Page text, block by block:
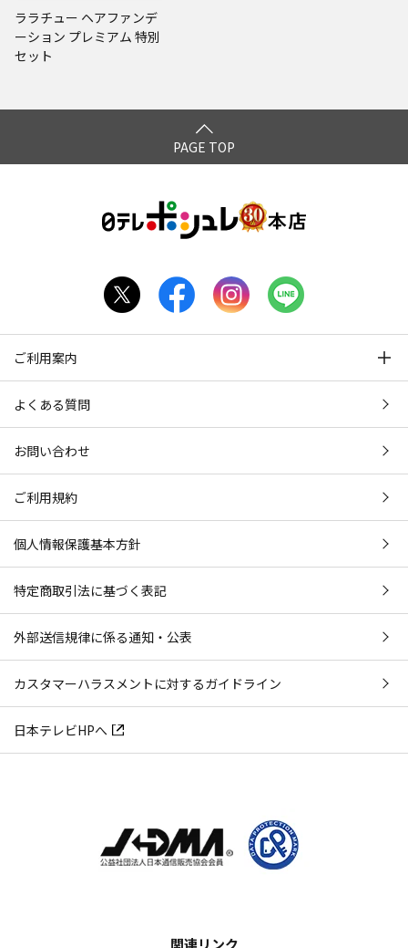
ララチュー ヘアファンデ
ーション プレミアム 特別
セット
PAGE TOP
ご利用案内
よくある質問
お問い合わせ
ご利用規約
個人情報保護基本方針
特定商取引法に基づく表記
外部送信規律に係る通知・公表
カスタマーハラスメントに対するガイドライン
日本テレビHPへ
関連リンク